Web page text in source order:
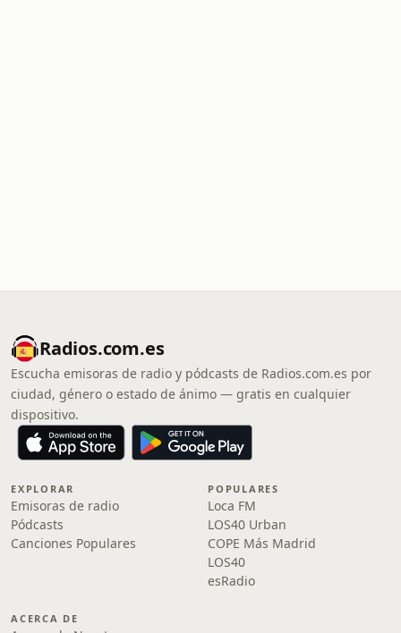
Radios.com.es
Escucha emisoras de radio y pódcasts de Radios.com.es por
ciudad, género o estado de ánimo — gratis en cualquier
dispositivo.
EXPLORAR
Emisoras de radio
Pódcasts
Canciones Populares
POPULARES
Loca FM
LOS40 Urban
COPE Más Madrid
LOS40
esRadio
ACERCA DE